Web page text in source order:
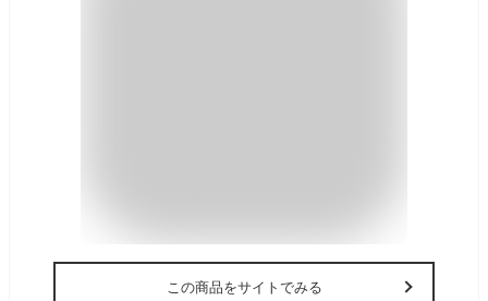
この商品をサイトでみる